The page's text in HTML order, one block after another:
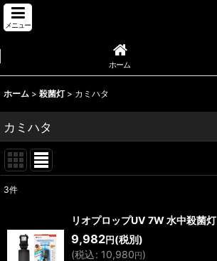
メニュー
ホーム
ホーム > 殺菌灯 > カミハタ
カミハタ
並び順:
3件
リオプロップUV 7W 水中殺菌灯
9,982円 (税別)
(税込: 10,980円)